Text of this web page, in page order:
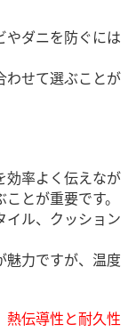
やダニを防ぐには
わせて選ぶことが
効率よく伝えなが
とが重要です。
イル、クッション
魅力ですが、温度
熱伝導性と耐久性